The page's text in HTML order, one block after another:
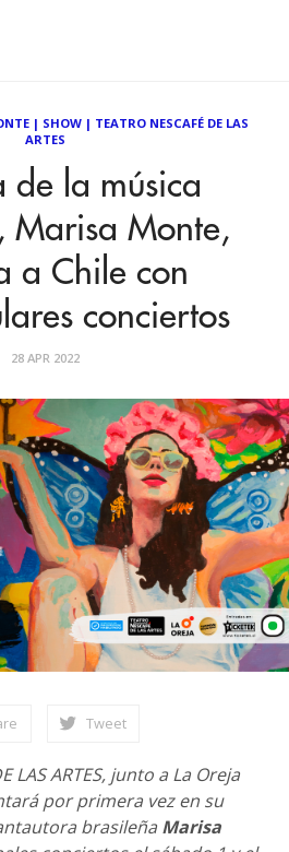
| SHOW | TEATRO NESCAFÉ DE LAS
ARTES
de la música
Marisa Monte,
a Chile con
conciertos
28 APR 2022
Tweet
LAS ARTES, junto a La Oreja
por primera vez en su
brasileña Marisa